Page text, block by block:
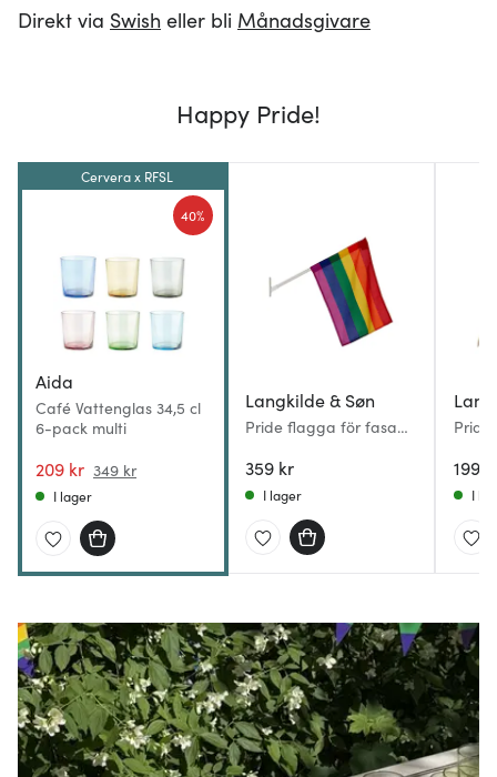
Direkt via Swish eller bli Månadsgivare
Happy Pride!
Cervera x RFSL
Aida
Café Vattenglas 34,5 cl
6-pack multi
209 kr 349 kr
40%
I lager
Langkilde & Søn
Pride flagga för fasad
359 kr
I lager
199
I